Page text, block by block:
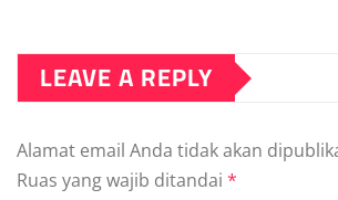
LEAVE A REPLY
Alamat email Anda tidak akan
Ruas yang wajib ditandai *